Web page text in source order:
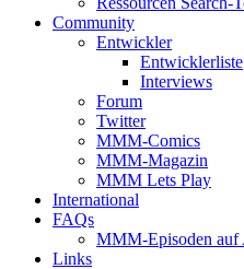
Community
Entwickler
Entwicklerliste
Interviews
Forum
Twitter
MMM-Comics
MMM-Magazin
MMM Lets Play
International
FAQs
MMM-Episoden auf
Links